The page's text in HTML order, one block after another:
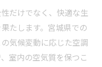
だけでなく、快適な生
たします。宮城県での
気候変動に応じた空調
室内の空気質を保つこ